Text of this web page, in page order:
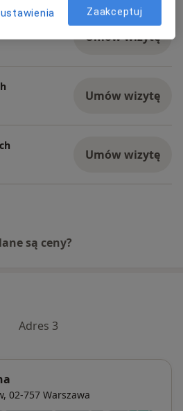
Umów wizytę
Umów wizytę
Umów wizytę
są ceny?
Adres 3
, 02-757 Warszawa
Zaakceptuj